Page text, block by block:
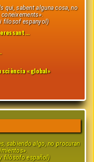
qui, sabent alguna cosa, no
filosof espanyol)
«global»
sabiendo algo, no procuran
filósofo español)